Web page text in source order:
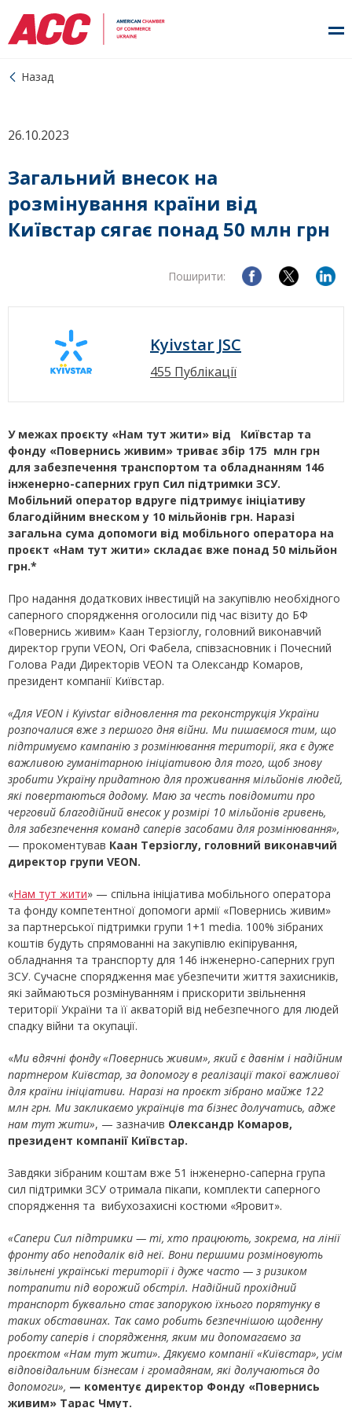
Назад
26.10.2023
Загальний внесок на
розмінування країни від
Київстар сягає понад 50 млн грн
Поширити:
Kyivstar JSC
455 Публікації
У межах проєкту «Нам тут жити» від
Київстар та
фонду «Повернись живим» триває збір 175 млн грн
для забезпечення транспортом та обладнанням 146
інженерно-саперних груп Сил підтримки ЗСУ.
Мобільний оператор вдруге підтримує ініціативу
благодійним внеском у 10 мільйонів грн. Наразі
загальна сума допомоги від мобільного оператора на
проєкт «Нам тут жити» складає вже понад 50 мільйон
грн.*
Про надання додаткових інвестицій на закупівлю необхідного
саперного спорядження оголосили під час візиту до БФ
«Повернись живим» Каан Терзіоглу, головний виконавчий
директор групи VEON, Огі Фабела, співзасновник і Почесний
Голова Ради Директорів VEON та Олександр Комаров,
президент компанії Київстар.
«Для VEON і Kyivstar відновлення та реконструкція України
розпочалися вже з першого дня війни. Ми пишаємося тим, що
підтримуємо кампанію з розмінювання території, яка є дуже
важливою гуманітарною ініціативою для того, щоб знову
зробити Україну придатною для проживання мільйонів людей,
які повертаються додому. Маю за честь повідомити про
черговий благодійний внесок у розмірі 10 мільйонів гривень,
для забезпечення команд саперів засобами для розмінювання»,
— прокоментував Каан Терзіоглу, головний виконавчий
директор групи VEON.
«Нам тут жити» — спільна ініціатива мобільного оператора
та фонду компетентної допомоги армії «Повернись живим»
за партнерської підтримки групи 1+1 media. 100% зібраних
коштів будуть спрямованні на закупівлю екіпірування,
обладнання та транспорту для 146 інженерно-саперних груп
ЗСУ. Сучасне спорядження має убезпечити життя захисників,
які займаються розмінуванням і прискорити звільнення
території України та її акваторій від небезпечного для людей
спадку війни та окупації.
«Ми вдячні фонду «Повернись живим», який є давнім і надійним
партнером Київстар, за допомогу в реалізації такої важливої
для країни ініціативи. Наразі на проєкт зібрано майже 122
млн грн. Ми закликаємо українців та бізнес долучатись, адже
нам тут жити», — зазначив Олександр Комаров,
президент компанії Київстар.
Завдяки зібраним коштам вже 51 інженерно-саперна група
сил підтримки ЗСУ отримала пікапи, комплекти саперного
спорядження та вибухозахисні костюми «Яровит».
«Сапери Сил підтримки — ті, хто працюють, зокрема, на лінії
фронту або неподалік від неї. Вони першими розміновують
звільнені українські території і дуже часто — з ризиком
потрапити під ворожий обстріл. Надійний прохідний
транспорт буквально стає запорукою їхнього порятунку в
таких обставинах. Так само робить безпечнішою щоденну
роботу саперів і спорядження, яким ми допомагаємо за
проєктом «Нам тут жити». Дякуємо компанії «Київстар», усім
відповідальним бізнесам і громадянам, які долучаються до
допомоги», — коментує директор Фонду «Повернись
живим» Тарас Чмут.